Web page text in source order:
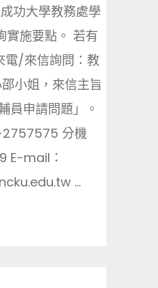
功大學教務處學
實施要點。 若有
電/來信詢問：教
小姐，來信主旨
員申請問題」。
分機
E-mail：
...